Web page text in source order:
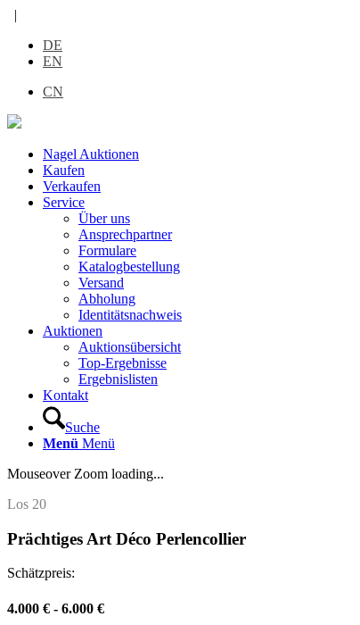
|
DE
EN
CN
Nagel Auktionen
Kaufen
Verkaufen
Service
Über uns
Ansprechpartner
Formulare
Katalogbestellung
Versand
Abholung
Identitätsnachweis
Auktionen
Auktionsübersicht
Top-Ergebnisse
Ergebnislisten
Kontakt
Suche
Menü Menü
Mouseover Zoom loading...
Los 20
Prächtiges Art Déco Perlencollier
Schätzpreis:
4.000 € - 6.000 €